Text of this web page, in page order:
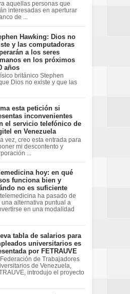
aquellas personas que
interesadas en aperturar
de ...
Hawking: Dios no
y las computadoras
a los seres
en los próximos
años
británico Stephen
Dios no existe y que las
esta petición si
inconvenientes
el servicio telefónico de
en Venezuela
vez, creo esta entrada para
mi descontento y
...
hoy: en qué
funciona bien y
no es suficiente
telemedicina ha pasado de
una alternativa puntual a
en una modalidad
tabla de salarios para
universitarios es
por FETRAUVE
Federación de Trabajadores
de Venezuela,
introdujo el proyecto